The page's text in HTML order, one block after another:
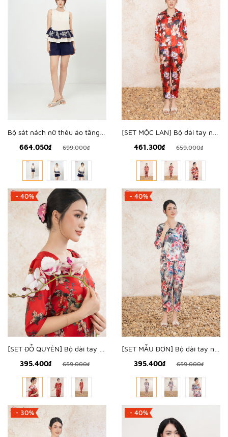
664.050₫
699.000₫
461.300₫
659.000₫
- 40%
395.400₫
659.000₫
- 40%
395.400₫
659.000₫
- 30% - 40%